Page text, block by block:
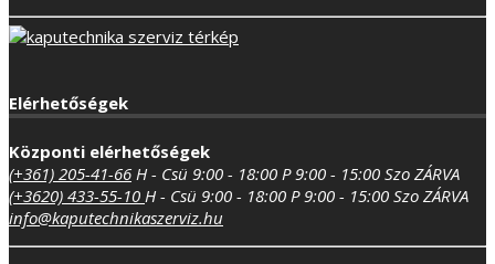
Elérhetőségek
Központi elérhetőségek
(+361) 205-41-66 H - Csü 9:00 - 18:00 P 9:00 - 15:00 Szo ZÁRVA
(+3620) 433-55-10 H - Csü 9:00 - 18:00 P 9:00 - 15:00 Szo ZÁRVA
info@kaputechnikaszerviz.hu